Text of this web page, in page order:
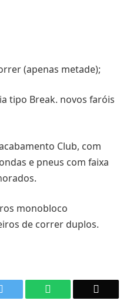
(apenas metade);
tipo Break. novos faróis
Club, com
e pneus com faixa
monobloco
de correr duplos.
WhatsApp